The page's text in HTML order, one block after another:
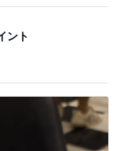
ント